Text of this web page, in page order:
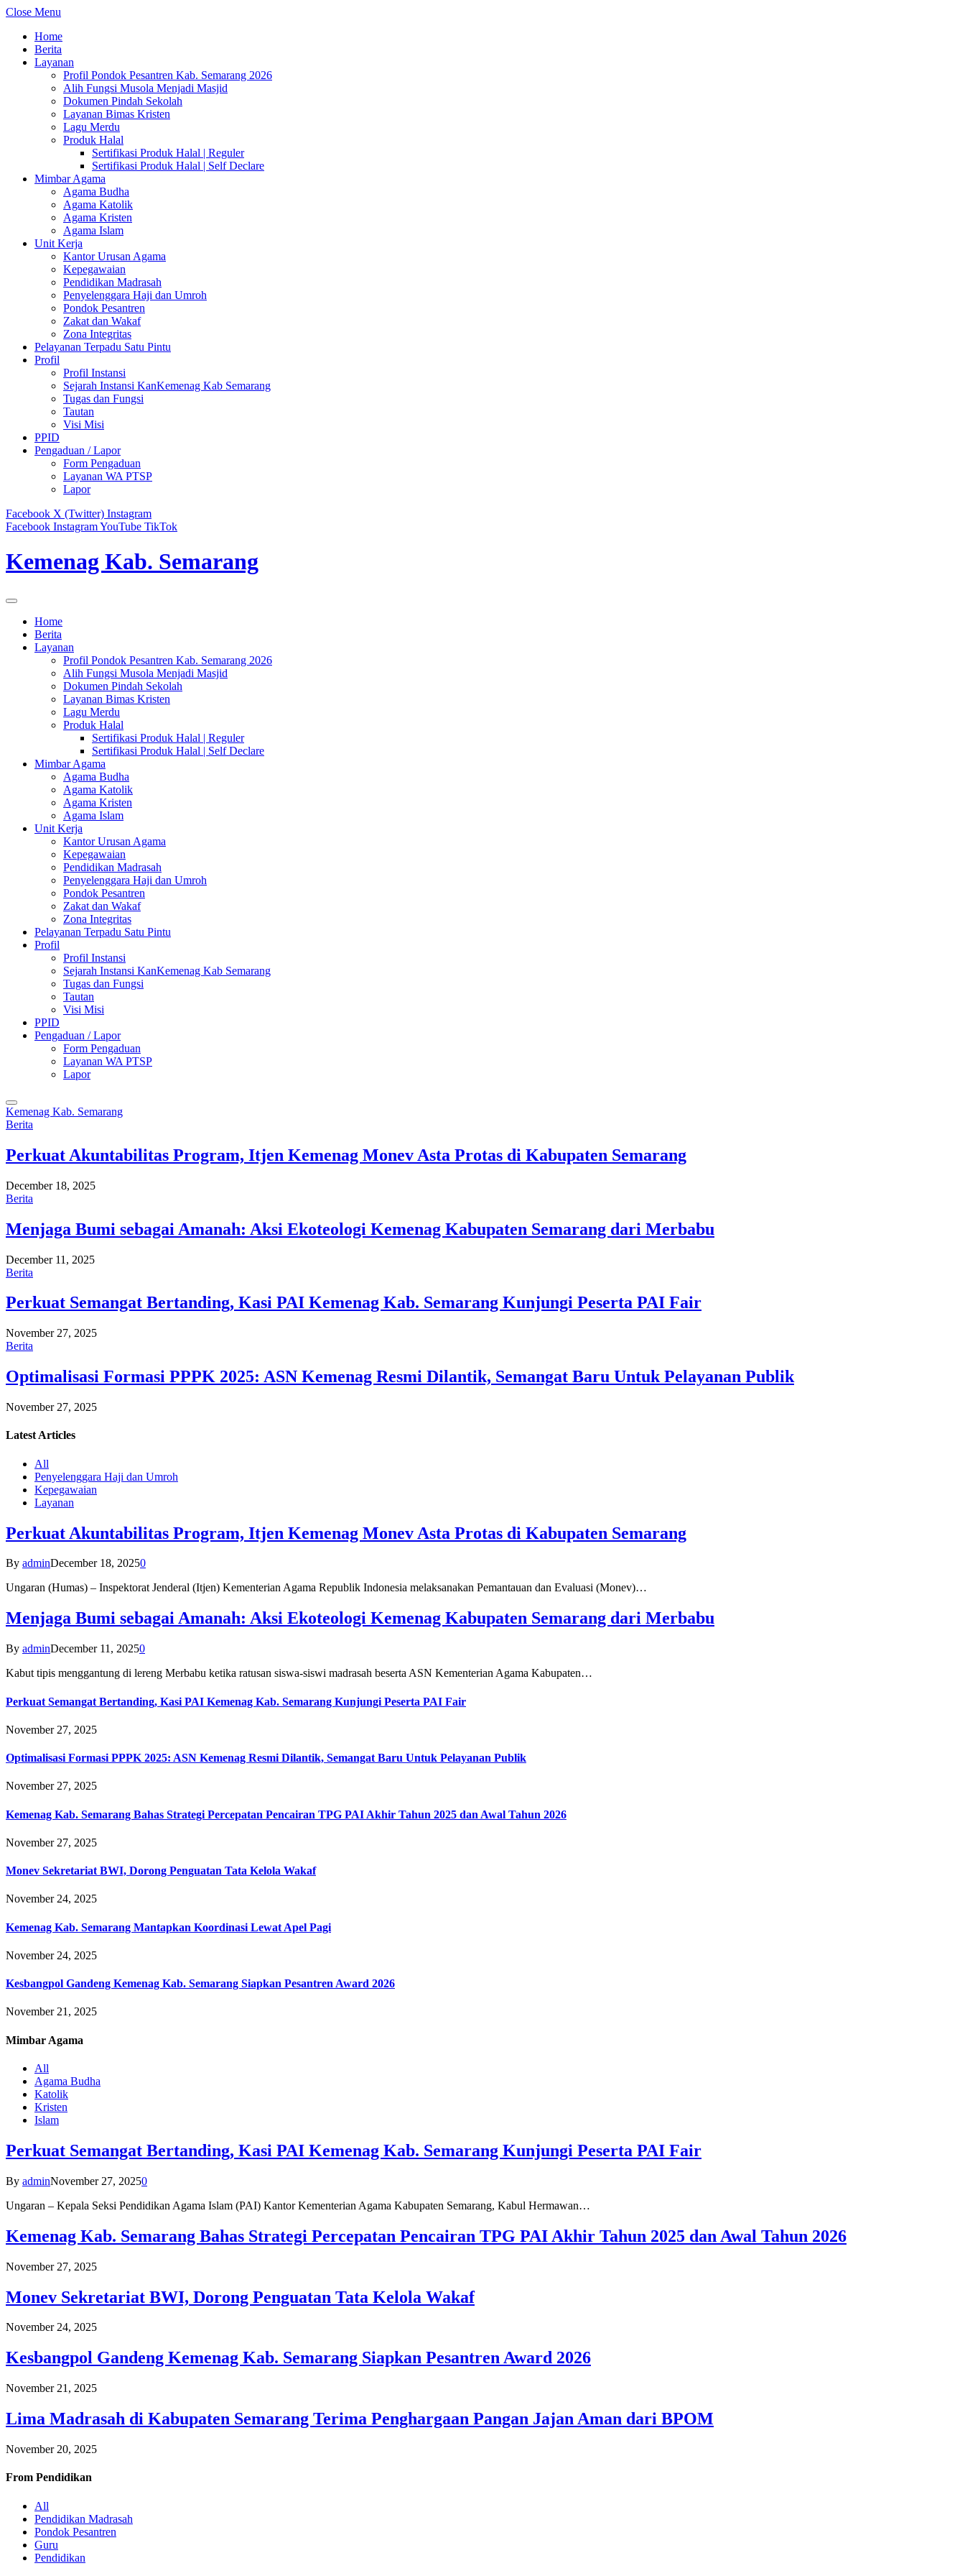
Close Menu
Home
Berita
Layanan
Profil Pondok Pesantren Kab. Semarang 2026
Alih Fungsi Musola Menjadi Masjid
Dokumen Pindah Sekolah
Layanan Bimas Kristen
Lagu Merdu
Produk Halal
Sertifikasi Produk Halal | Reguler
Sertifikasi Produk Halal | Self Declare
Mimbar Agama
Agama Budha
Agama Katolik
Agama Kristen
Agama Islam
Unit Kerja
Kantor Urusan Agama
Kepegawaian
Pendidikan Madrasah
Penyelenggara Haji dan Umroh
Pondok Pesantren
Zakat dan Wakaf
Zona Integritas
Pelayanan Terpadu Satu Pintu
Profil
Profil Instansi
Sejarah Instansi KanKemenag Kab Semarang
Tugas dan Fungsi
Tautan
Visi Misi
PPID
Pengaduan / Lapor
Form Pengaduan
Layanan WA PTSP
Lapor
Facebook X (Twitter) Instagram
Facebook InstagramYouTube TikTok
Kemenag Kab. Semarang
Home
Berita
Layanan
Profil Pondok Pesantren Kab. Semarang 2026
Alih Fungsi Musola Menjadi Masjid
Dokumen Pindah Sekolah
Layanan Bimas Kristen
Lagu Merdu
Produk Halal
Sertifikasi Produk Halal | Reguler
Sertifikasi Produk Halal | Self Declare
Mimbar Agama
Agama Budha
Agama Katolik
Agama Kristen
Agama Islam
Unit Kerja
Kantor Urusan Agama
Kepegawaian
Pendidikan Madrasah
Penyelenggara Haji dan Umroh
Pondok Pesantren
Zakat dan Wakaf
Zona Integritas
Pelayanan Terpadu Satu Pintu
Profil
Profil Instansi
Sejarah Instansi KanKemenag Kab Semarang
Tugas dan Fungsi
Tautan
Visi Misi
PPID
Pengaduan / Lapor
Form Pengaduan
Layanan WA PTSP
Lapor
Kemenag Kab. Semarang
Berita
Perkuat Akuntabilitas Program, Itjen Kemenag Monev Asta Protas di Kabupaten Semarang
December 18, 2025
Berita
Menjaga Bumi sebagai Amanah: Aksi Ekoteologi Kemenag Kabupaten Semarang dari Merbabu
December 11, 2025
Berita
Perkuat Semangat Bertanding, Kasi PAI Kemenag Kab. Semarang Kunjungi Peserta PAI Fair
November 27, 2025
Berita
Optimalisasi Formasi PPPK 2025: ASN Kemenag Resmi Dilantik, Semangat Baru Untuk Pelayanan Publik
November 27, 2025
Latest Articles
All
Penyelenggara Haji dan Umroh
Kepegawaian
Layanan
Perkuat Akuntabilitas Program, Itjen Kemenag Monev Asta Protas di Kabupaten Semarang
By adminDecember 18, 20250
Ungaran (Humas) – Inspektorat Jenderal (Itjen) Kementerian Agama Republik Indonesia melaksanakan Pemantauan dan Evaluasi (Monev)…
Menjaga Bumi sebagai Amanah: Aksi Ekoteologi Kemenag Kabupaten Semarang dari Merbabu
By adminDecember 11, 20250
Kabut tipis menggantung di lereng Merbabu ketika ratusan siswa-siswi madrasah beserta ASN Kementerian Agama Kabupaten…
Perkuat Semangat Bertanding, Kasi PAI Kemenag Kab. Semarang Kunjungi Peserta PAI Fair
November 27, 2025
Optimalisasi Formasi PPPK 2025: ASN Kemenag Resmi Dilantik, Semangat Baru Untuk Pelayanan Publik
November 27, 2025
Kemenag Kab. Semarang Bahas Strategi Percepatan Pencairan TPG PAI Akhir Tahun 2025 dan Awal Tahun 2026
November 27, 2025
Monev Sekretariat BWI, Dorong Penguatan Tata Kelola Wakaf
November 24, 2025
Kemenag Kab. Semarang Mantapkan Koordinasi Lewat Apel Pagi
November 24, 2025
Kesbangpol Gandeng Kemenag Kab. Semarang Siapkan Pesantren Award 2026
November 21, 2025
Mimbar Agama
All
Agama Budha
Katolik
Kristen
Islam
Perkuat Semangat Bertanding, Kasi PAI Kemenag Kab. Semarang Kunjungi Peserta PAI Fair
By adminNovember 27, 20250
Ungaran – Kepala Seksi Pendidikan Agama Islam (PAI) Kantor Kementerian Agama Kabupaten Semarang, Kabul Hermawan…
Kemenag Kab. Semarang Bahas Strategi Percepatan Pencairan TPG PAI Akhir Tahun 2025 dan Awal Tahun 2026
November 27, 2025
Monev Sekretariat BWI, Dorong Penguatan Tata Kelola Wakaf
November 24, 2025
Kesbangpol Gandeng Kemenag Kab. Semarang Siapkan Pesantren Award 2026
November 21, 2025
Lima Madrasah di Kabupaten Semarang Terima Penghargaan Pangan Jajan Aman dari BPOM
November 20, 2025
From Pendidikan
All
Pendidikan Madrasah
Pondok Pesantren
Guru
Pendidikan